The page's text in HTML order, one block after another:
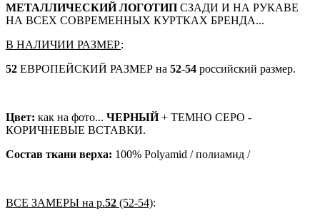
МЕТАЛЛИЧЕСКИЙ ЛОГОТИП СЗАДИ И НА РУКАВЕ
НА ВСЕХ СОВРЕМЕННЫХ КУРТКАХ БРЕНДА...
В НАЛИЧИИ РАЗМЕР:
52 ЕВРОПЕЙСКИЙ РАЗМЕР на 52-54 российский размер.
Цвет: как на фото... ЧЕРНЫЙ+ ТЕМНО СЕРО -
КОРИЧНЕВЫЕ ВСТАВКИ.
Состав ткани верха: 100% Polyamid / полиамид /
ВСЕ ЗАМЕРЫ на р.52 (52-54):